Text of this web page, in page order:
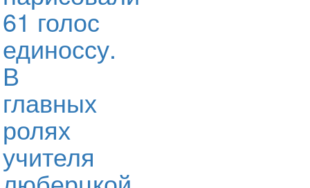
61 голос
единоссу.
В
главных
ролях
учителя